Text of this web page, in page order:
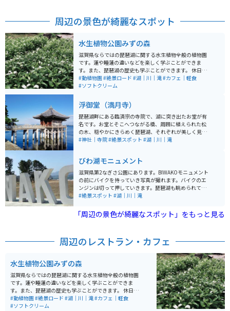
周辺の景色が綺麗なスポット
水生植物公園みずの森
滋賀県ならではの琵琶湖に関する水生植物全般の植物園
です。蓮や睡蓮の違いなどを楽しく学ぶことができま
す。また、琵琶湖の歴史も学ぶことができます。 休日に
は市民による演奏会なども開催されており、恋人の聖地
にも認定されています。ゆるいお散歩デートにも最適な
#動植物園#絶景ロード #湖｜川｜滝#カフェ｜軽食
#ソフトクリーム
浮御堂（満月寺）
琵琶湖畔にある臨済宗の寺院で、湖に突き出たお堂が有
名です。お堂とそこへつながる橋、周囲に植えられた松
の木、穏やかにきらめく琵琶湖、それぞれが美しく見と
れてしまうほどの絶景です。 周囲の道は狭く、駐車場か
#神社｜寺院#絶景スポット #湖｜川｜滝
びわ湖モニュメント
滋賀県第2なぎさ公園にあります。BIWAKOモニュメント
の前にバイクを持っていき写真が撮れます。バイクのエ
ンジンは切って押していきます。琵琶湖も眺められて一
緒に写真も撮れるのでおすすめです。琵琶湖が近いので
#絶景スポット #湖｜川｜滝
「周辺の景色が綺麗なスポット」をもっと見る
周辺のレストラン・カフェ
水生植物公園みずの森
滋賀県ならではの琵琶湖に関する水生植物全般の植物園
です。蓮や睡蓮の違いなどを楽しく学ぶことができま
す。また、琵琶湖の歴史も学ぶことができます。 休日に
は市民による演奏会なども開催されており、恋人の聖地
にも認定されています。ゆるいお散歩デートにも最適な
#動植物園#絶景ロード #湖｜川｜滝#カフェ｜軽食
#ソフトクリーム